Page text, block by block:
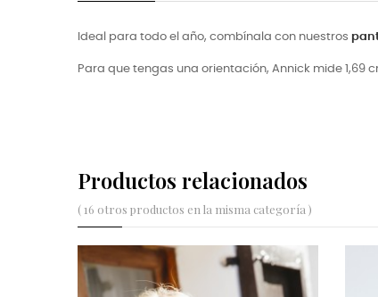
Ideal para todo el año, combínala con nuestros
Para que tengas una orientación, Annick mide 1,69
Productos relacionados
( 16 otros productos en la misma categoría )